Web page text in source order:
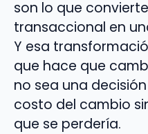
son lo que
transaccional en
Y esa
que hace que
no sea una
costo del cambio
que se perdería.